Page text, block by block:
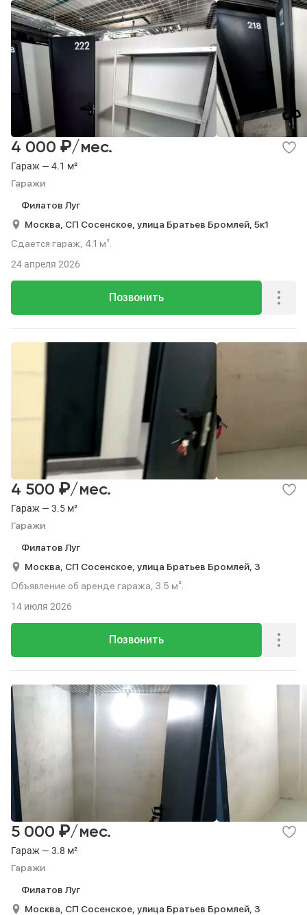
Гараж — 4.1 м²
Гаражи
4 000 ₽/мес.
Филатов Луг
Москва, СП Сосенское, улица Братьев Бромлей, 5к1
Сдается гараж, 4.1 м².
Позвонить
24 апреля 2026
Гараж — 3.5 м²
Гаражи
4 500 ₽/мес.
Филатов Луг
Москва, СП Сосенское, улица Братьев Бромлей, 3
Объявление об аренде гаража, 3.5 м².
Позвонить
14 июля 2026
Гараж — 3.8 м²
Гаражи
5 000 ₽/мес.
Филатов Луг
Москва, СП Сосенское, улица Братьев Бромлей, 3